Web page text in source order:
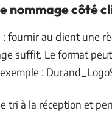
nommage côté
fournir au client une
suffit. Le format
:
tri à la réception et